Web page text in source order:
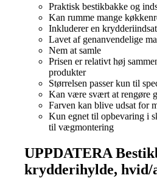
Praktisk bestikbakke og
Kan rumme mange
Inkluderer en
Lavet af genanvendelige
Nem at samle
Prisen er relativt høj
produkter
Størrelsen passer kun til
Kan være svært at rengøre
Farven kan blive udsat for
Kun egnet til opbevaring i
til vægmontering
UPPDATERA
krydderihylde, hvid/